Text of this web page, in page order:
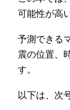
可能性が高
予測できる
震の位置、
す。
以下は、次